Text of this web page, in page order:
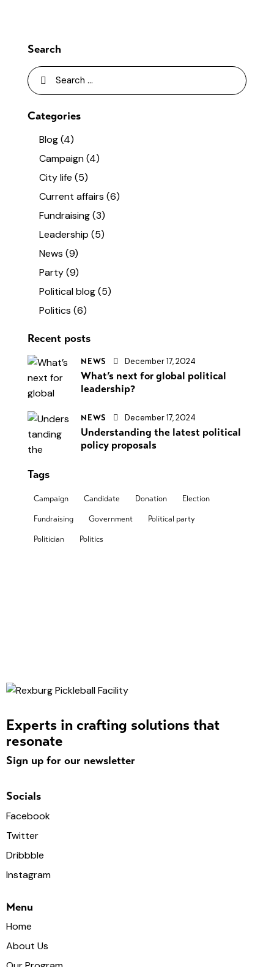
Search
Categories
Blog(4)
Campaign(4)
City life (5)
Current affairs (6)
Fundraising(3)
Leadership (5)
News (9)
Party(9)
Political blog(5)
Politics (6)
Recent posts
NEWS December 17, 2024
What’s next for global political
leadership?
NEWS December 17, 2024
Understanding the latest political
policy proposals
Tags
Campaign Candidate Donation Election
Fundraising Government Political party
Politician Politics
Experts in crafting solutions that
resonate
Sign up for our newsletter
Socials
Facebook
Twitter
Dribbble
Instagram
Menu
Home
About Us